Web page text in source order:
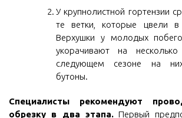
У крупнолистной гортензии
те ветки, которые цвели
Верхушки у молодых
укорачивают на
следующем сезоне на
бутоны.
Специалисты рекомендуют
обрезку в два этапа. Первый